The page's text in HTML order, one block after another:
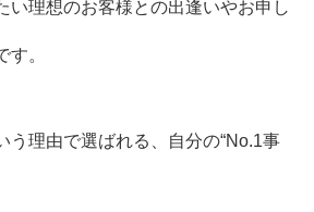
い理想のお客様との出逢いやお申し
。
う理由で選ばれる、自分の“No.1事